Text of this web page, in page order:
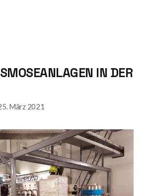
IN DER
März 2021